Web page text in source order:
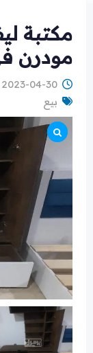
مكتبة
مودرن
2023-04-30 9:26 م
بيع